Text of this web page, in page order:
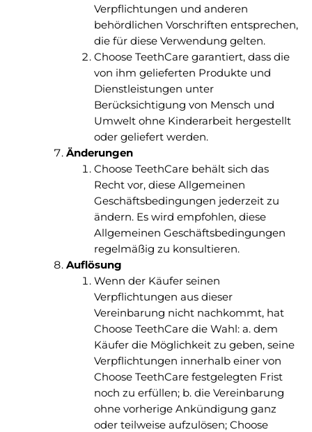
Verpflichtungen und anderen
behördlichen Vorschriften entsprechen,
die für diese Verwendung gelten.
Choose TeethCare garantiert, dass die
von ihm gelieferten Produkte und
Dienstleistungen unter
Berücksichtigung von Mensch und
Umwelt ohne Kinderarbeit hergestellt
oder geliefert werden.
Änderungen
Choose TeethCare behält sich das
Recht vor, diese Allgemeinen
Geschäftsbedingungen jederzeit zu
ändern. Es wird empfohlen, diese
Allgemeinen Geschäftsbedingungen
regelmäßig zu konsultieren.
Auflösung
Wenn der Käufer seinen
Verpflichtungen aus dieser
Vereinbarung nicht nachkommt, hat
Choose TeethCare die Wahl: a. dem
Käufer die Möglichkeit zu geben, seine
Verpflichtungen innerhalb einer von
Choose TeethCare festgelegten Frist
noch zu erfüllen; b. die Vereinbarung
ohne vorherige Ankündigung ganz
oder teilweise aufzulösen; Choose